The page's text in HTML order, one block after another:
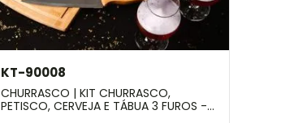
KT-90008
CHURRASCO | KIT CHURRASCO,
PETISCO, CERVEJA E TÁBUA 3 FUROS - 11